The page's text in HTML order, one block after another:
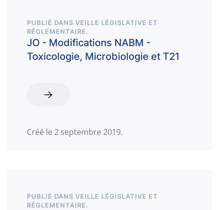
PUBLIÉ DANS VEILLE LÉGISLATIVE ET
RÉGLEMENTAIRE.
JO - Modifications NABM -
Toxicologie, Microbiologie et T21
Créé le 2 septembre 2019.
PUBLIÉ DANS VEILLE LÉGISLATIVE ET
RÉGLEMENTAIRE.